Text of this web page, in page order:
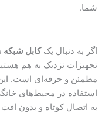
شما.
اگر به دنبال یککابل شبکه ۱ متری
استفاده در محیط‌های
به اتصال کوتاه و بدون